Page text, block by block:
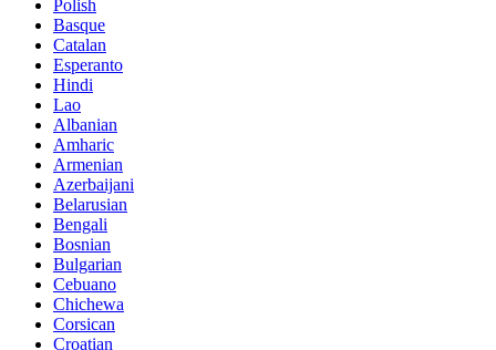
Polish
Basque
Catalan
Esperanto
Hindi
Lao
Albanian
Amharic
Armenian
Azerbaijani
Belarusian
Bengali
Bosnian
Bulgarian
Cebuano
Chichewa
Corsican
Croatian